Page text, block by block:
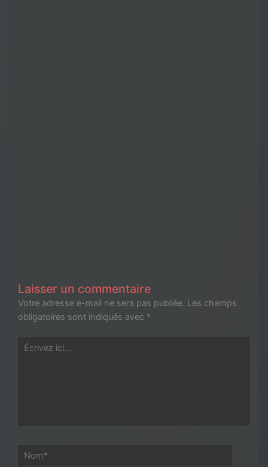
Laisser un commentaire
Votre adresse e-mail ne sera pas publiée. Les champs
obligatoires sont indiqués avec *
Écrivez
Nom*